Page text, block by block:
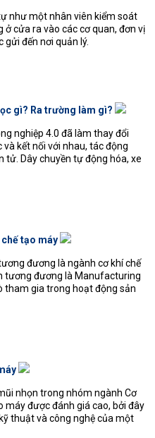
như một nhân viên kiểm soát
ở cửa ra vào các cơ quan, đơn vị
gửi đến nơi quản lý.
gì? Ra trường làm gì?
nghiệp 4.0 đã làm thay đổi
kết nối với nhau, tác động
tử. Dây chuyền tự động hóa, xe
tạo máy
đương là ngành cơ khí chế
tương đương là Manufacturing
tham gia trong hoạt động sản
nhọn trong nhóm ngành Cơ
máy được đánh giá cao, bởi đây
thuật và công nghệ của một